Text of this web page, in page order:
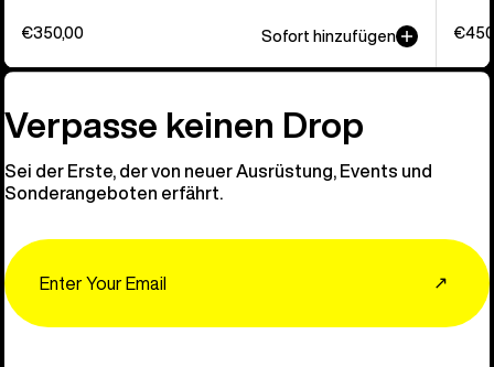
€350,00 Sofort hinzufügen
Verpasse keinen Drop
Sei der Erste, der von neuer Ausrüstung, Events und
Sonderangeboten erfährt.
↗